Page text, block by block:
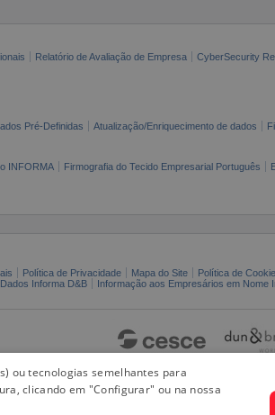
Relatório de Avaliação de Empresa CyberSecurity
Pré-Definidas Atualização/Enriquecimento de dados
INFORMA Firmografia do Tecido Empresarial Português
Política de Privacidade Mapa do Site Política de
Informa D&B
Informação aos Empresários em Nome
ou tecnologias semelhantes para
clicando em "Configurar" ou na nossa